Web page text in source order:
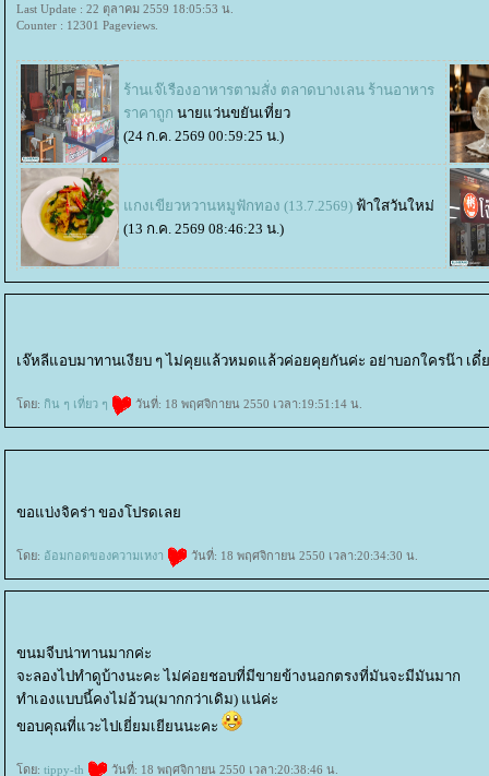
Last Update : 22 ตุลาคม 2559 18:05:53 น.
Counter : 12301 Pageviews.
ร้านเจ๊เรืองอาหารตามสั่ง ตลาดบางเลน ร้านอาหาร
ราคาถูก นายแว่นขยันเที่ยว
(24 ก.ค. 2569 00:59:25 น.)
กงเขียวหวานหมูฟักทอง (13.7.2569) ฟ้าใสวันใหม่
(13 ก.ค. 2569 08:46:23 น.)
เจ๊หลีแอบมาทานเงียบ ๆ ไม่คุยแล้วหมดแล้วค่อยคุยกันค่ะ อย่าบอกใครน๊า เดี๋
ดย: กิน ๆ เที่ยว ๆ วันที่: 18 พฤศจิกายน 2550 เวลา:19:51:14 น.
ขอแบ่งจิคร่า ของโปรดเล
ดย: อ้อมกอดของความเหงา วันที่: 18 พฤศจิกายน 2550 เวลา:20:34:30 น.
ขนมจีบน่าทานมากค่ะ
จะลองไปทำดูบ้างนะคะ ไม่ค่อยชอบที่มีขายข้างนอกตรงที่มันจะมีมันมาก
ทำเองแบบนี้คงไม่อ้วน(มากกว่าเดิม) แน่ค่ะ
ขอบคุณที่แวะไปเยี่ยมเยียนนะคะ
ดย: tippy-th วันที่: 18 พฤศจิกายน 2550 เวลา:20:38:46 น.